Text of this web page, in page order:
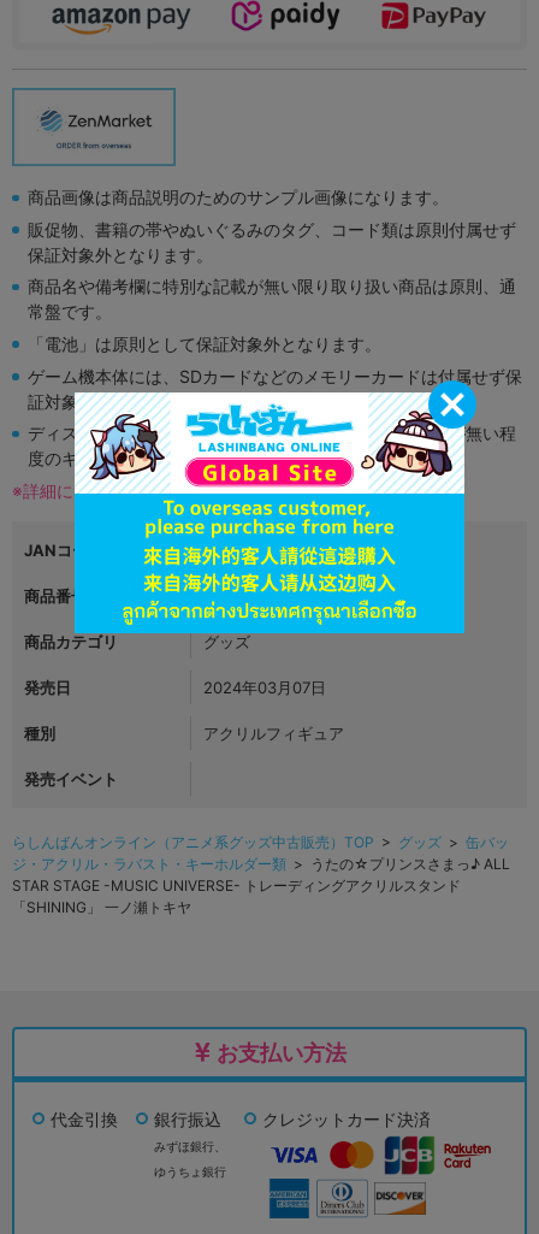
商品画像は商品説明のためのサンプル画像になります。
販促物、書籍の帯やぬいぐるみのタグ、コード類は原則付属せず
保証対象外となります。
商品名や備考欄に特別な記載が無い限り取り扱い商品は原則、通
常盤です。
「電池」は原則として保証対象外となります。
ゲーム機本体には、SDカードなどのメモリーカードは付属せず保
証対象外となります。
ディスク類の読み取り面のキズに関しまして再生に支障が無い程
度のキズがある場合がございます。
※詳細につきましてはコチラ
JANコード 4589644800253
商品番号 L05888199
商品カテゴリ グッズ
発売日 2024年03月07日
種別 アクリルフィギュア
発売イベント
らしんばんオンライン（アニメ系グッズ中古販売）TOP > グッズ > 缶バッ
ジ・アクリル・ラバスト・キーホルダー類 > うたの☆プリンスさまっ♪ ALL
STAR STAGE -MUSIC UNIVERSE- トレーディングアクリルスタンド
「SHINING」 一ノ瀬トキヤ
お支払い方法
代金引換 銀行振込
みずほ銀行、
ゆうちょ銀行
クレジットカード決済